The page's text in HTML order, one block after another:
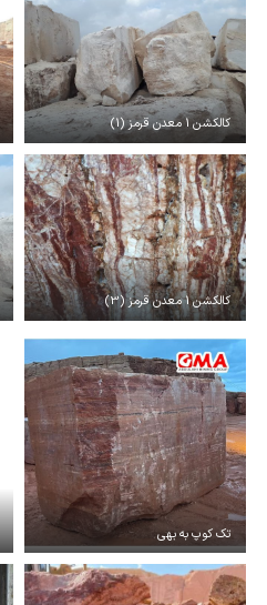
کالکشن 1 معدن قرمز (1)
کالکشن 1 معدن قرمز (3)
تک کوپ به بهی